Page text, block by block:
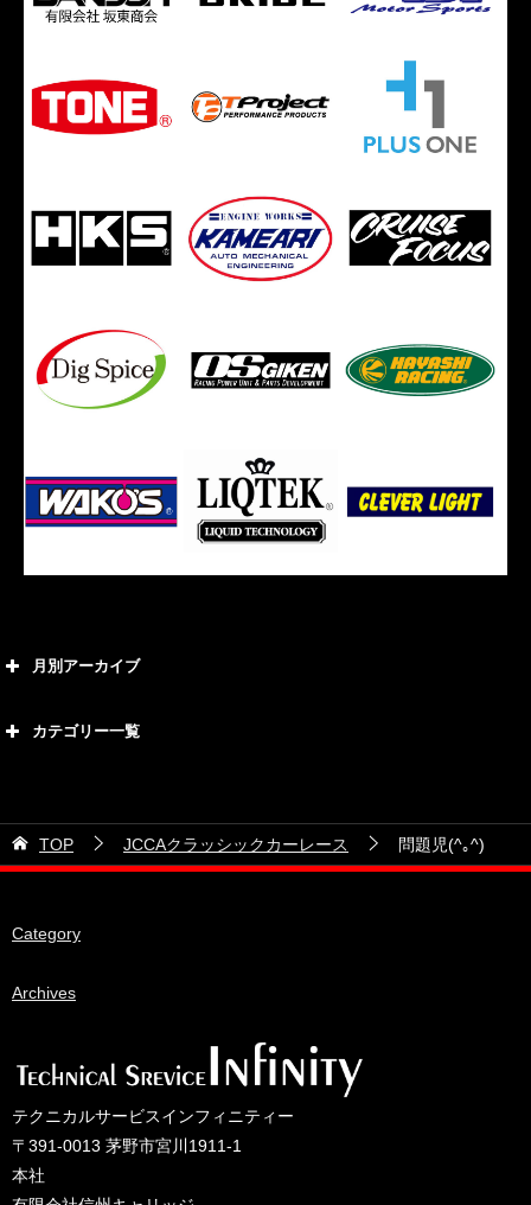
月別アーカイブ
2026年5月
2026年4月
2026年2月
2025年11月
2025年9月
カテゴリー一覧
21号車
28号車
TOP JCCAクラッシックカーレース 問題児(^｡^)
Category
Archives
テクニカルサービスインフィニティー
〒391-0013 茅野市宮川1911-1
本社